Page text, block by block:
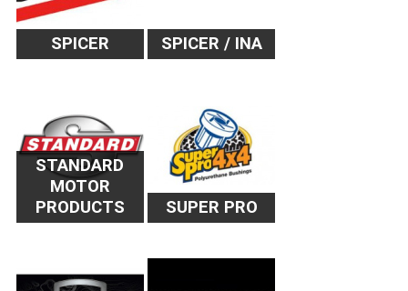
SPICER SPICER / INA
STANDARD
MOTOR
PRODUCTS
SUPER PRO